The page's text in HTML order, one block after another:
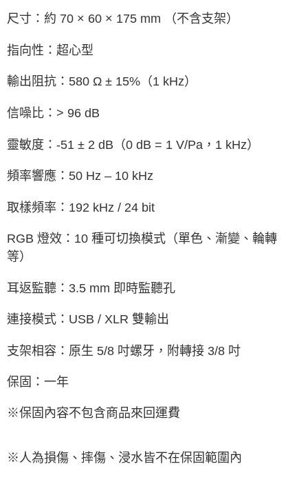
尺寸：約 70 × 60 × 175 mm （不含支架）
指向性：超心型
輸出阻抗：580 Ω ± 15%（1 kHz）
信噪比：> 96 dB
靈敏度：-51 ± 2 dB（0 dB = 1 V/Pa，1 kHz）
頻率響應：50 Hz – 10 kHz
取樣頻率：192 kHz / 24 bit
RGB 燈效：10 種可切換模式（單色、漸變、輪轉
等）
耳返監聽：3.5 mm 即時監聽孔
連接模式：USB / XLR 雙輸出
支架相容：原生 5/8 吋螺牙，附轉接 3/8 吋
保固：一年
※保固內容不包含商品來回運費
※人為損傷、摔傷、浸水皆不在保固範圍內